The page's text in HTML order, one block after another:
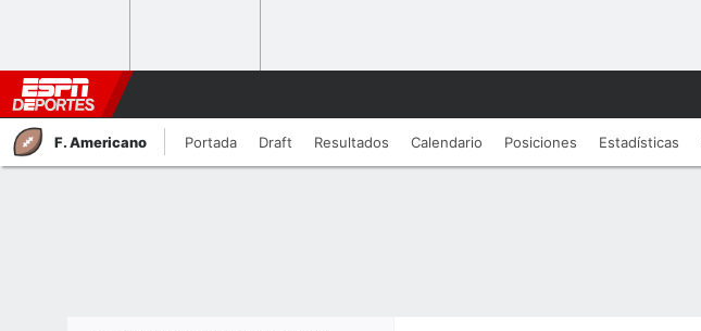
F. Americano Portada Draft Resultados Calendario Posiciones Estadísticas